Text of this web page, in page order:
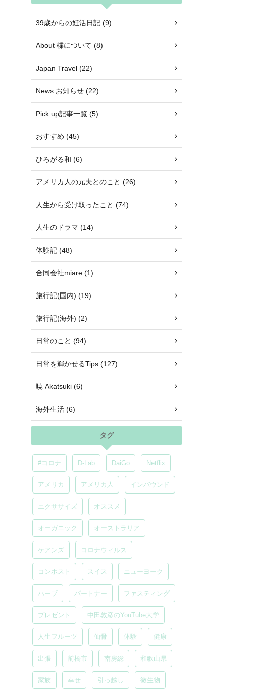
39歳からの妊活日記 (9)
About 楪について (8)
Japan Travel (22)
News お知らせ (22)
Pick up記事一覧 (5)
おすすめ (45)
ひろがる和 (6)
アメリカ人の元夫とのこと (26)
人生から受け取ったこと (74)
人生のドラマ (14)
体験記 (48)
合同会社miare (1)
旅行記(国内) (19)
旅行記(海外) (2)
日常のこと (94)
日常を輝かせるTips (127)
暁 Akatsuki (6)
海外生活 (6)
タグ
#コロナ D-Lab DaiGo Netflix
アメリカ アメリカ人 インバウンド
エクササイズ オススメ
オーガニック オーストラリア
ケアンズ コロナウィルス
コンポスト スイス ニューヨーク
ハーブ パートナー ファスティング
プレゼント 中田敦彦のYouTube大学
人生フルーツ 仙骨 体験 健康
出張 前橋市 南房総 和歌山県
家族 幸せ 引っ越し 微生物